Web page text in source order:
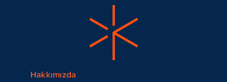
Hakkımızda